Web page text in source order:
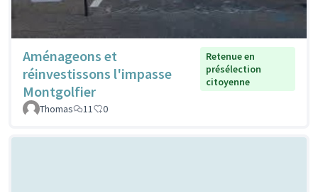
Aménageons et
réinvestissons l'impasse
Montgolfier
Retenue en
présélection
citoyenne
Thomas 11 0